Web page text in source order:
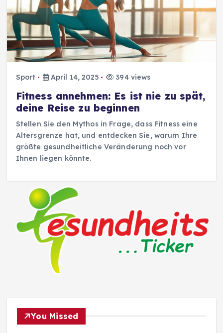
Sport April 14, 2025 394 views
Fitness annehmen: Es ist nie zu spät,
deine Reise zu beginnen
Stellen Sie den Mythos in Frage, dass Fitness eine
Altersgrenze hat, und entdecken Sie, warum Ihre
größte gesundheitliche Veränderung noch vor
Ihnen liegen könnte.
You Missed